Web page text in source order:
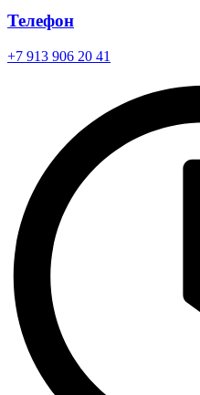
Телефон
+7 913 906 20 41